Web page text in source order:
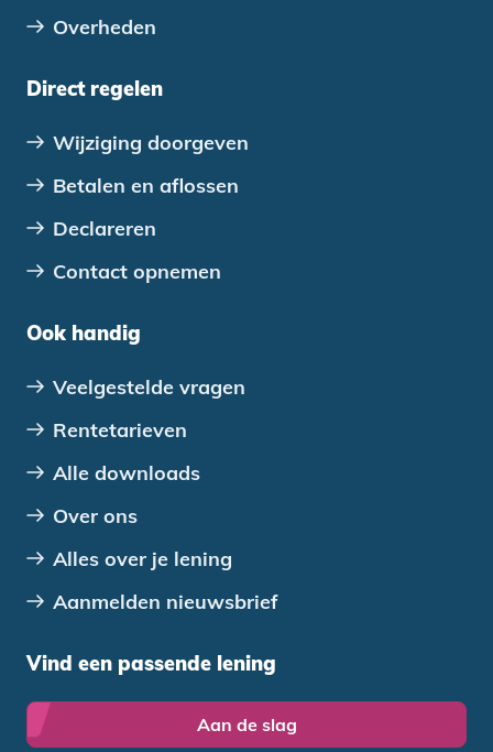
Overheden
Direct regelen
Wijziging doorgeven
Betalen en aflossen
Declareren
Contact opnemen
Ook handig
Veelgestelde vragen
Rentetarieven
Alle downloads
Over ons
Alles over je lening
Aanmelden nieuwsbrief
Vind een passende lening
Aan de slag